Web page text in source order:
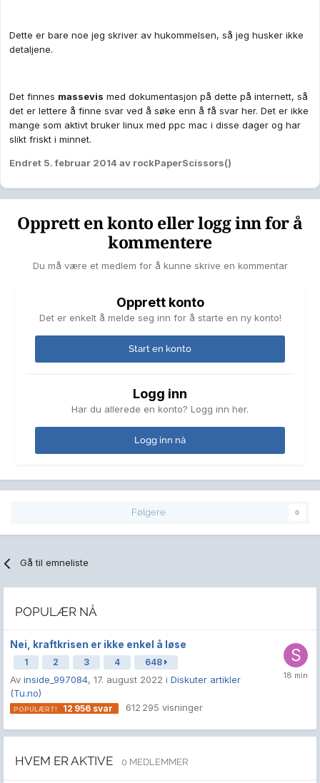
Dette er bare noe jeg skriver av hukommelsen, så jeg husker ikke
detaljene.
Det finnes massevis med dokumentasjon på dette på internett, så
det er lettere å finne svar ved å søke enn å få svar her. Det er ikke
mange som aktivt bruker linux med ppc mac i disse dager og har
slikt friskt i minnet.
Endret 5. februar 2014 av rockPaperScissors()
Opprett en konto eller logg inn for å
kommentere
Du må være et medlem for å kunne skrive en kommentar
Opprett konto
Det er enkelt å melde seg inn for å starte en ny konto!
Start en konto
Logg inn
Har du allerede en konto? Logg inn her.
Logg inn nå
Følgere 0
Gå til emneliste
POPULÆR NÅ
Nei, kraftkrisen er ikke enkel å løse
1 2 3 4 648
Av inside_997084, 17. august 2022 i Diskuter artikler
(Tu.no)
12 956 svar 612 295 visninger
HVEM ER AKTIVE 0 MEDLEMMER